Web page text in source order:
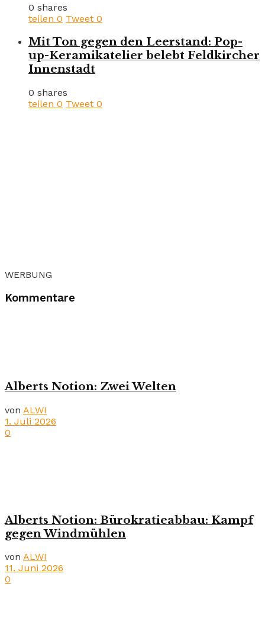
0 shares
teilen 0 Tweet 0
Mit Ton gegen den Leerstand: Pop-
up-Keramikatelier belebt Feldkircher
Innenstadt
0 shares
teilen 0 Tweet 0
WERBUNG
Kommentare
Alberts Notion: Zwei Welten
von ALWI
1. Juli 2026
0
Alberts Notion: Bürokratieabbau: Kampf
gegen Windmühlen
von ALWI
11. Juni 2026
0